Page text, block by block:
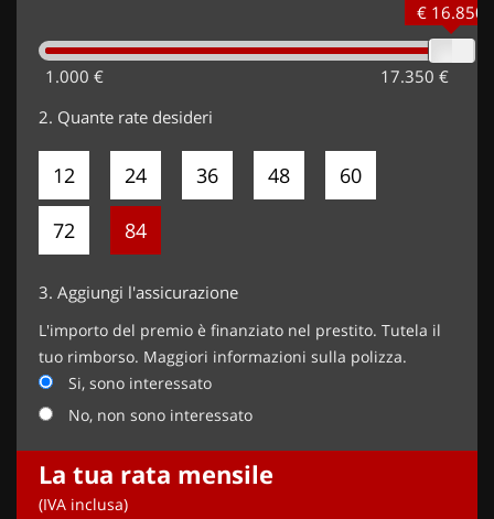
1.000 € 17.350 €
€ 16.850
2. Quante rate desideri
12 24 36 48 60
72 84
3. Aggiungi l'assicurazione
L'importo del premio è finanziato nel prestito. Tutela il
tuo rimborso. Maggiori informazioni sulla polizza.
Si, sono interessato
No, non sono interessato
La tua rata mensile
(IVA inclusa)